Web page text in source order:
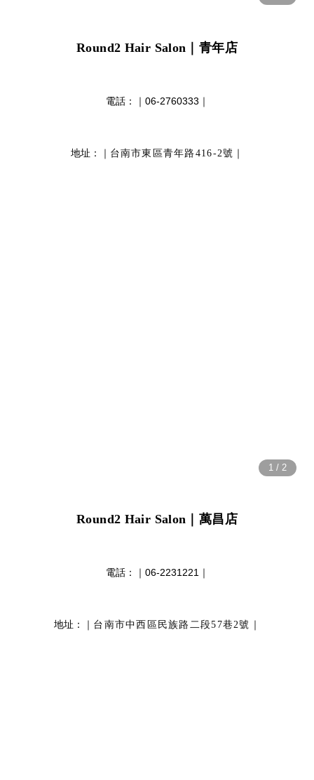
Round2 Hair Salon ｜青年店
電話：｜ 06-2760333 ｜
地址：｜ 台南市東區青年路416-2號 ｜
Round2 Hair Salon ｜萬昌店
電話：｜ 06-2231221｜
地址：｜ 台南市中西區民族路二段57巷2號 ｜